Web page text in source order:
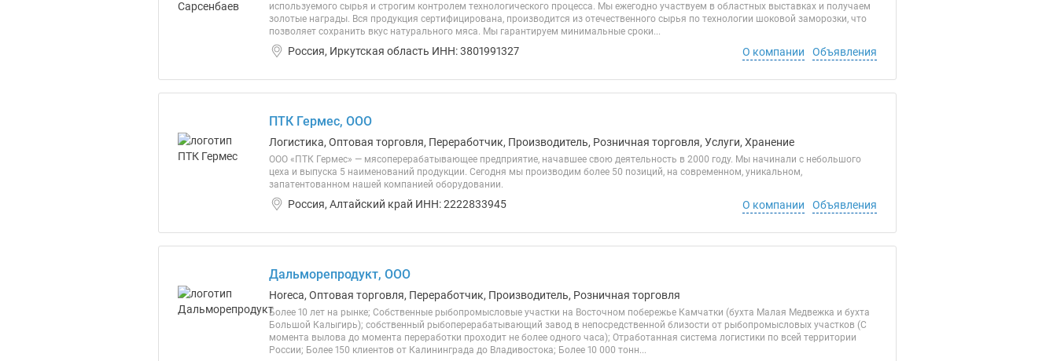
используемого сырья и строгим контролем технологического процесса. Мы ежегодно участвуем в областных выставках и получаем
золотые награды. Вся продукция сертифицирована, производится из отечественного сырья по технологии шоковой заморозки, что
позволяет сохранить вкус натурального мяса. Мы гарантируем минимальные сроки...
Россия, Иркутская область ИНН: 3801991327 О компании Объявления
ПТК Гермес, ООО
Логистика, Оптовая торговля, Переработчик, Производитель, Розничная торговля, Услуги, Хранение
ООО «ПТК Гермес» — мясоперерабатывающее предприятие, начавшее свою деятельность в 2000 году. Мы начинали с небольшого
цеха и выпуска 5 наименований продукции. Сегодня мы производим более 50 позиций, на современном, уникальном,
запатентованном нашей компанией оборудовании.
Россия, Алтайский край ИНН: 2222833945 О компании Объявления
Дальморепродукт, ООО
Horeca, Оптовая торговля, Переработчик, Производитель, Розничная торговля
Более 10 лет на рынке; Собственные рыбопромысловые участки на Восточном побережье Камчатки (бухта Малая Медвежка и бухта
Большой Калыгирь); собственный рыбоперерабатывающий завод в непосредственной близости от рыбопромысловых участков (C
момента вылова до момента переработки проходит не более одного часа); Отработанная система логистики по всей территории
России; Более 150 клиентов от Калининграда до Владивостока; Более 10 000 тонн...